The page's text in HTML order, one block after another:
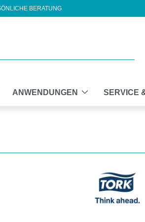
BERATUNG
ANWENDUNGEN SERVICE